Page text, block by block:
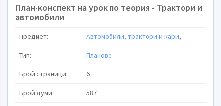
Изисквания към
План-конспект на урок по теория - Трактори и
автомобили
Предмет: Автомобили, трактори и кари,
Тип: Планове
Брой страници: 6
Брой думи: 587